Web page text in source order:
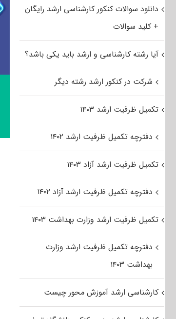
دانلود سوالات کنکور کارشناسی ارشد رایگان
+ کلید سوالات
آیا رشته کارشناسی و ارشد باید یکی باشد؟
شرکت در کنکور ارشد رشته دیگر
تکمیل ظرفیت ارشد ۱۴۰۳
دفترچه تکمیل ظرفیت ارشد ۱۴۰۲
تکمیل ظرفیت ارشد آزاد ۱۴۰۳
دفترچه تکمیل ظرفیت ارشد آزاد ۱۴۰۲
تکمیل ظرفیت ارشد وزارت بهداشت ۱۴۰۳
دفترچه تکمیل ظرفیت ارشد وزارت
بهداشت ۱۴۰۳
کارشناسی ارشد آموزش محور چیست